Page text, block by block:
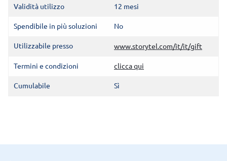
Validità utilizzo 12 mesi
Spendibile in più soluzioni No
Utilizzabile presso www.storytel.com/it/it/gift
Termini e condizioni clicca qui
Cumulabile Sì